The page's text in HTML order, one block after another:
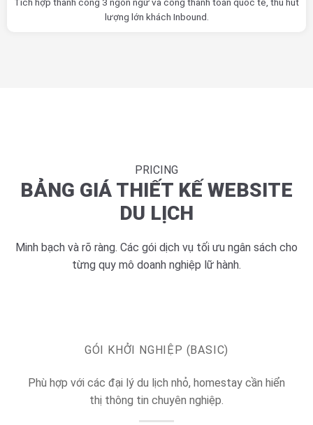
Tích hợp thành công 3 ngôn ngữ và cổng thanh toán quốc tế, thu hút
lượng lớn khách Inbound.
PRICING
BẢNG GIÁ THIẾT KẾ WEBSITE
DU LỊCH
Minh bạch và rõ ràng. Các gói dịch vụ tối ưu ngân sách cho
từng quy mô doanh nghiệp lữ hành.
GÓI KHỞI NGHIỆP (BASIC)
Phù hợp với các đại lý du lịch nhỏ, homestay cần hiển
thị thông tin chuyên nghiệp.